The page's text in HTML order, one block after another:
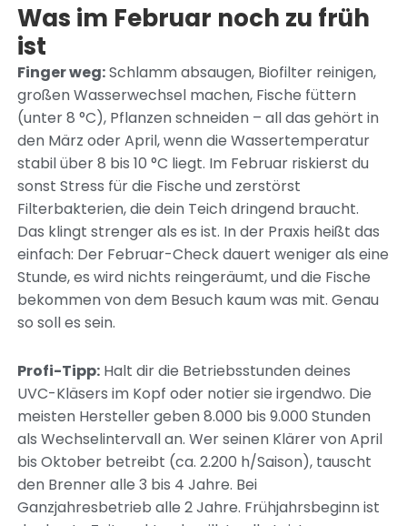
Was im Februar noch zu früh
ist
Finger weg:Schlamm absaugen, Biofilter reinigen,
großen Wasserwechsel machen, Fische füttern
(unter 8 °C), Pflanzen schneiden – all das gehört in
den März oder April, wenn die Wassertemperatur
stabil über 8 bis 10 °C liegt. Im Februar riskierst du
sonst Stress für die Fische und zerstörst
Filterbakterien, die dein Teich dringend braucht.
Das klingt strenger als es ist. In der Praxis heißt das
einfach: Der Februar-Check dauert weniger als eine
Stunde, es wird nichts reingeräumt, und die Fische
bekommen von dem Besuch kaum was mit. Genau
so soll es sein.
Profi-Tipp:Halt dir die Betriebsstunden deines
UVC-Kläsers im Kopf oder notier sie irgendwo. Die
meisten Hersteller geben 8.000 bis 9.000 Stunden
als Wechselintervall an. Wer seinen Klärer von April
bis Oktober betreibt (ca. 2.200 h/Saison), tauscht
den Brenner alle 3 bis 4 Jahre. Bei
Ganzjahresbetrieb alle 2 Jahre. Frühjahrsbeginn ist